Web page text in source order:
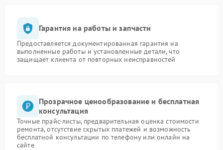
Гарантия на работы и запчасти
Предоставляется документированная гарантия на
выполненные работы и установленные детали, что
защищает клиента от повторных неисправностей
Прозрачное ценообразование и бесплатная
консультация
Точные прайс-листы, предварительная оценка стоимости
ремонта, отсутствие скрытых платежей и возможность
бесплатной консультации по телефону или онлайн на
сайте